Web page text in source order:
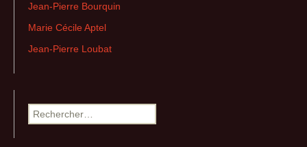
Jean-Pierre Bourquin
Marie Cécile Aptel
Jean-Pierre Loubat
Rechercher :